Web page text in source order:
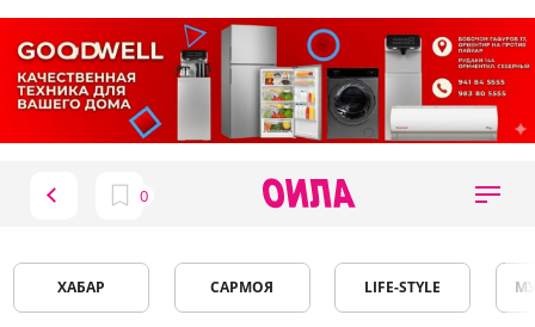
ХАБАР САРМОЯ LIFE-STYLE